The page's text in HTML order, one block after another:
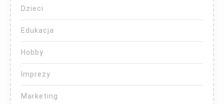
Dzieci
Edukacja
Hobby
Imprezy
Marketing